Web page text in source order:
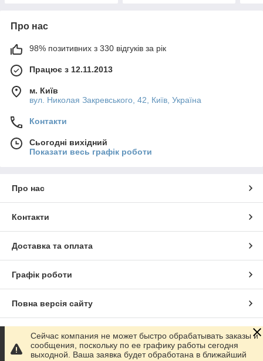
Про нас
98% позитивних з 330 відгуків за рік
Працює з 12.11.2013
м. Київ
вул. Николая Закревського, 42, Київ, Україна
Контакти
Сьогодні вихідний
Показати весь графік роботи
Про нас
Контакти
Доставка та оплата
Графік роботи
Повна версія сайту
Сайт створено на маркетплейсі Prom.ua
Сейчас компания не может быстро обрабатывать заказы и
сообщения, поскольку по ее графику работы сегодня
выходной. Ваша заявка будет обработана в ближайший